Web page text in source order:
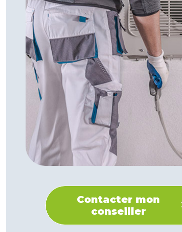
Contacter mon
conseiller